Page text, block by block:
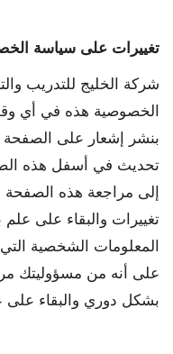
تغييرات على سياسة
شركة الخليج للتدريب
الخصوصية هذه في أي
بنشر إشعار على الصفحة
تحديث في أسفل هذه
إلى مراجعة هذه
تغييرات والبقاء على علم
المعلومات الشخصية
على أنه من مسؤوليتك
بشكل دوري والبقاء على